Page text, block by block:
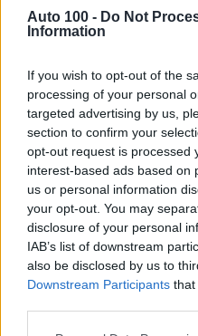
Auto 100 - Do Not
Information
If you wish to opt-out of the
processing of your personal
targeted advertising by us,
section to confirm your
opt-out request is processed
interest-based ads based on
us or personal information
your opt-out. You may
disclosure of your personal
IAB’s list of downstream
also be disclosed by us to
Downstream Participants that